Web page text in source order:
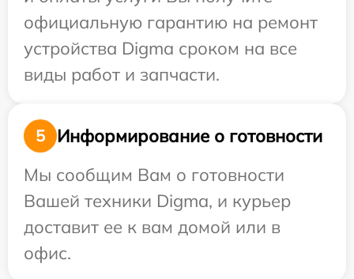
официальную гарантию на ремонт
устройства Digma сроком на все
виды работ и запчасти.
5
Информирование о готовности
Мы сообщим Вам о готовности
Вашей техники Digma, и курьер
доставит ее к вам домой или в
офис.